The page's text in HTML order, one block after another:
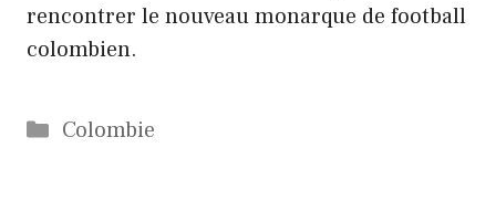
rencontrer le nouveau monarque de football
colombien.
Catégories
Colombie